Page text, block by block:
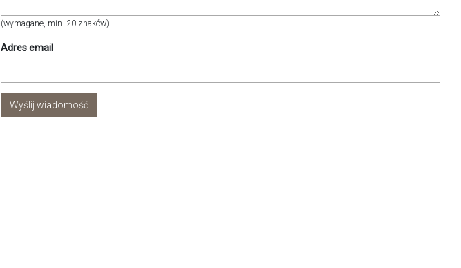
(wymagane, min. 20 znaków)
Adres email
Wyślij wiadomość